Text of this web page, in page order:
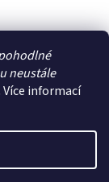
neustále
Více informací
nebo
vypracujeme